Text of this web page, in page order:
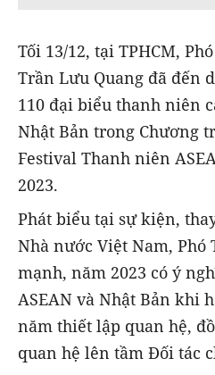
Tối 13/12, tại TPHCM,
Trần Lưu Quang đã đến
110 đại biểu thanh niên
Nhật Bản trong Chương
Festival Thanh niên
2023.
Phát biểu tại sự kiện,
Nhà nước Việt Nam, Phó
mạnh, năm 2023 có ý
ASEAN và Nhật Bản khi
năm thiết lập quan hệ,
quan hệ lên tầm Đối tác